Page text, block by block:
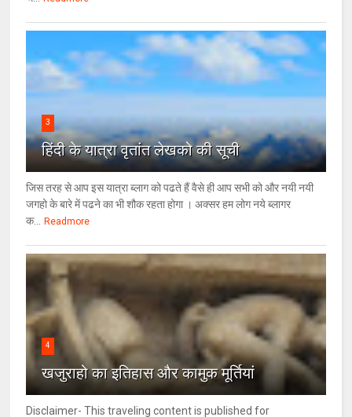
3
हिंदी के यात्रा वृतांत लेखको की सूची
जिस तरह से आप इस यात्रा ब्लाग को पढते हैं वैसे ही आप सभी को और नयी नयी
जगहो के बारे में पढने का भी शौक रहता होगा । अक्सर हम लोग नये ब्लागर
क...
Readmore
4
खजुराहो का इतिहास और कामुक मूर्तियां
Disclaimer- This traveling content is published for